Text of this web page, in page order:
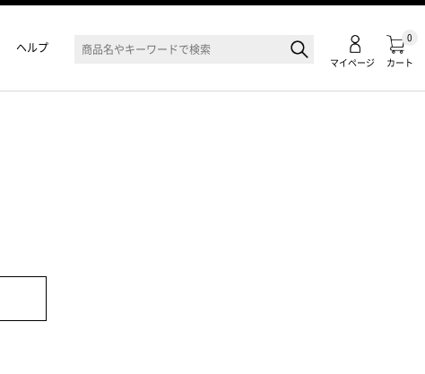
カート
0
マイページ
ヘルプ